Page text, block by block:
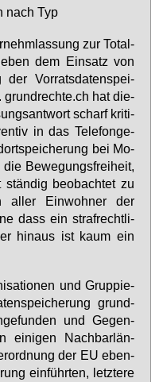
nach Typ
zur To­tal­
dem Ein­satz von
der Vor­rats­da­ten­spei­
grund­rech­te.ch hat die­
scharf kri­ti­
in das Te­le­fon­ge­
bei Mo­
Be­we­gungs­frei­heit,
be­ob­ach­tet zu
al­ler Ein­woh­ner der
dass ein straf­recht­li­
hin­aus ist kaum ein
und Grup­pie­
grund­
und Ge­gen­
ei­ni­gen Nach­bar­län­
der EU eben­
ein­führ­ten, letz­te­re